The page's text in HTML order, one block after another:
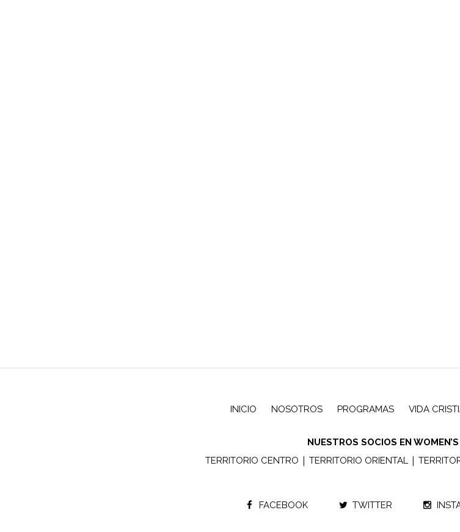
INICIO NOSOTROS PROGRAMAS VIDA
NUESTROS SOCIOS EN
TERRITORIO CENTRO | TERRITORIO ORIENTAL|
FACEBOOK TWITTER